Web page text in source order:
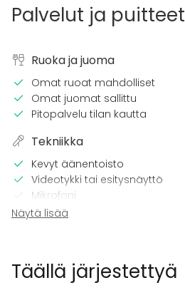
Palvelut ja puitteet
Ruoka ja juoma
Omat ruoat mahdolliset
Omat juomat sallittu
Pitopalvelu tilan kautta
Tekniikka
Kevyt äänentoisto
Videotykki tai esitysnäyttö
Mikrofoni
Wi-Fi
Keittiö asiakkaan käytössä
Näytä lisää
Täällä järjestettyä